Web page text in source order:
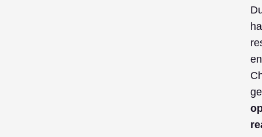
en